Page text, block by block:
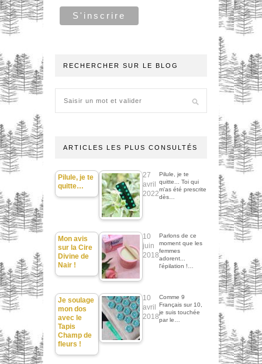
RECHERCHER SUR LE BLOG
ARTICLES LES PLUS CONSULTÉS
Pilule, je te
quitte…
27
avril
2022
Pilule, je te
quitte... Toi qui
m'as été prescrite
dès…
Mon avis
sur la Cire
Divine de
Nair !
10
juin
2018
Parlons de ce
moment que les
femmes
adorent...
l'épilation !…
Je soulage
mon dos
avec le
Tapis
Champ de
fleurs !
10
avril
2018
Comme 9
Français sur 10,
je suis touchée
par le…